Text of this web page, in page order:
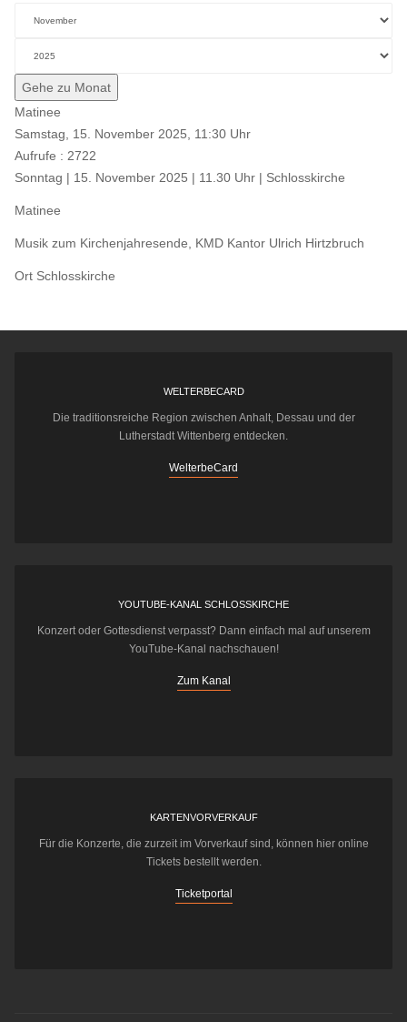
Gehe zu Monat
Matinee
Samstag, 15. November 2025, 11:30 Uhr
Aufrufe : 2722
Sonntag | 15. November 2025 | 11.30 Uhr | Schlosskirche
Matinee
Musik zum Kirchenjahresende, KMD Kantor Ulrich Hirtzbruch
Ort Schlosskirche
WELTERBECARD
Die traditionsreiche Region zwischen Anhalt, Dessau und der
Lutherstadt Wittenberg entdecken.
WelterbeCard
YOUTUBE-KANAL SCHLOSSKIRCHE
Konzert oder Gottesdienst verpasst? Dann einfach mal auf unserem
YouTube-Kanal nachschauen!
Zum Kanal
KARTENVORVERKAUF
Für die Konzerte, die zurzeit im Vorverkauf sind, können hier online
Tickets bestellt werden.
Ticketportal